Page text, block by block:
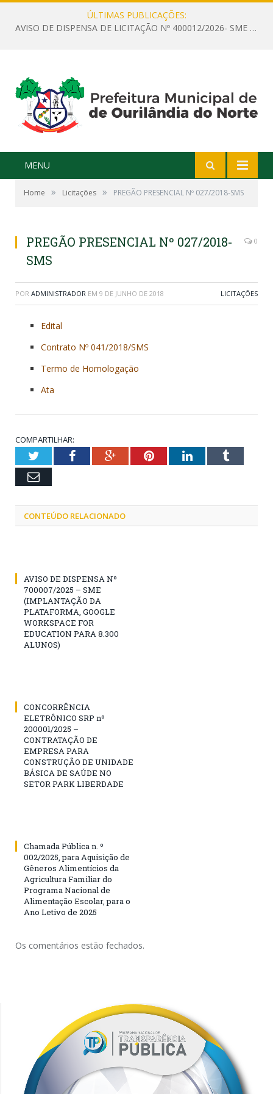
ÚLTIMAS PUBLICAÇÕES:
AVISO DE DISPENSA DE LICITAÇÃO Nº 400012/2026- SME – CONTRATAÇÃO DE EMPRESA ESPECIALIZADA PARA LOCAÇÃO DE ÔNIBUS EXECUTIVO COM CAPACIDADE DE 60 (SESSENTA) POLTRONAS, PARA TRANSPORTAR PROFESSORES RESPONSÁVEIS E ALUNOS PARA BRASÍLIA, COM SAÍDA DIA 10/08/2026 E RETORNO DIA 14/08/2026
MENU
Home » Licitações » PREGÃO PRESENCIAL Nº 027/2018-SMS
PREGÃO PRESENCIAL Nº 027/2018-
SMS
0
POR ADMINISTRADOR EM 9 DE JUNHO DE 2018 LICITAÇÕES
Edital
Contrato Nº 041/2018/SMS
Termo de Homologação
Ata
COMPARTILHAR:
TwitterFacebookGoogle+PinterestLinkedInTumblr
Email
CONTEÚDO RELACIONADO
AVISO DE DISPENSA Nº
700007/2025 – SME
(IMPLANTAÇÃO DA
PLATAFORMA, GOOGLE
WORKSPACE FOR
EDUCATION PARA 8.300
ALUNOS)
CONCORRÊNCIA
ELETRÔNICO SRP nº
200001/2025 –
CONTRATAÇÃO DE
EMPRESA PARA
CONSTRUÇÃO DE UNIDADE
BÁSICA DE SAÚDE NO
SETOR PARK LIBERDADE
Chamada Pública n. º
002/2025, para Aquisição de
Gêneros Alimentícios da
Agricultura Familiar do
Programa Nacional de
Alimentação Escolar, para o
Ano Letivo de 2025
Os comentários estão fechados.